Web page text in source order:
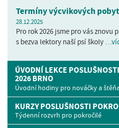
Termíny výcvikových
28.12.2025
Pro rok 2026 jsme pro vás
s bezva lektory naší psí školy
ÚVODNÍ LEKCE
2026 BRNO
Úvodní hodiny pro nováčky a
KURZY POSLUŠNOSTI
Týdenní rozvrh pro pokročilé